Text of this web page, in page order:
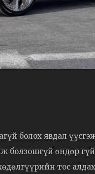
болох явдал
болзошгүй өндөр
тос